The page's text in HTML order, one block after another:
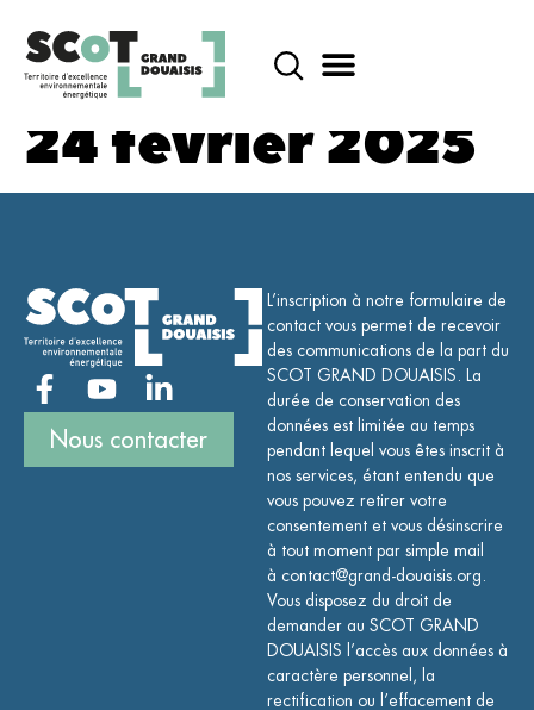
principal
24 février 2025
Nous contacter
L’inscription à notre formulaire de
contact vous permet de recevoir
des communications de la part du
SCOT GRAND DOUAISIS. La
durée de conservation des
données est limitée au temps
pendant lequel vous êtes inscrit à
nos services, étant entendu que
vous pouvez retirer votre
consentement et vous désinscrire
à tout moment par simple mail
à contact@grand-douaisis.org.
Vous disposez du droit de
demander au SCOT GRAND
DOUAISIS l’accès aux données à
caractère personnel, la
rectification ou l’effacement de